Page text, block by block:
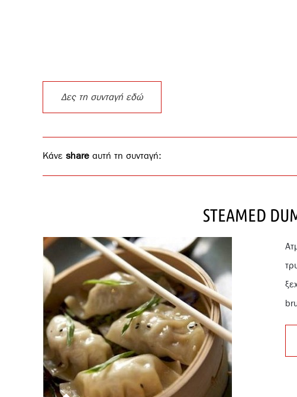
Δες τη συνταγή εδώ
Κάνε share αυτή τη συνταγή:
STEAMED